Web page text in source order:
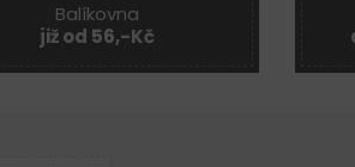
Balíkovna
již od 56,-Kč